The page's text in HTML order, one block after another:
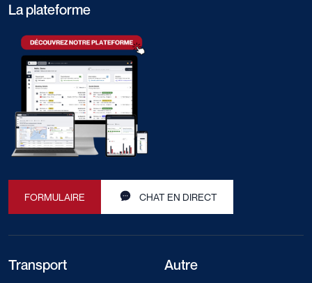
La plateforme
FORMULAIRE CHAT EN DIRECT
Transport Autre